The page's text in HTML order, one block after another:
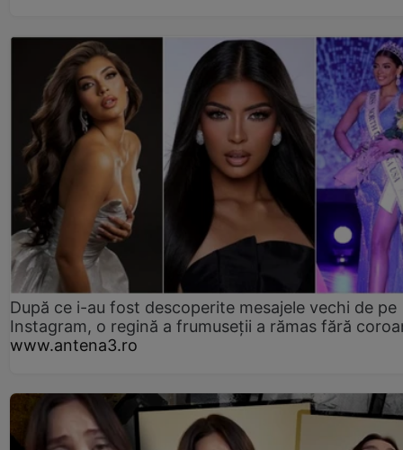
După ce i-au fost descoperite mesajele vechi de pe
Instagram, o regină a frumuseții a rămas fără
www.antena3.ro